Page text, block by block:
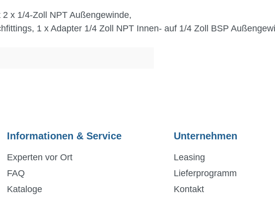
x 1/4-Zoll NPT Außengewinde,
1 x Adapter 1/4 Zoll NPT Innen- auf 1/4 Zoll BSP
Informationen & Service
Experten vor Ort
FAQ
Kataloge
Unternehmen
Leasing
Lieferprogramm
Kontakt